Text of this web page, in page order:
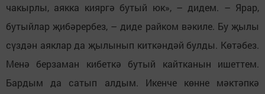
чакырлы, аякка кияргә бутый юк», – дидем. – Ярар,
бутыйлар җибәрербез, – диде райком вәкиле. Бу җылы
сүздән аяклар да җылынып киткәндәй булды. Көтәбез.
Менә берзаман кибеткә бутый кайтканын ишеттем.
Бардым да сатып алдым. Икенче көнне мәктәпкә